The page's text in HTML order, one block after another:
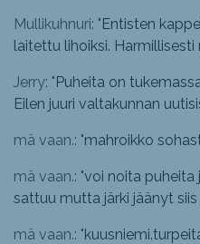
Mullikuhnuri: "Entisten
laitettu lihoiksi. Harmillisesti
Jerry: "Puheita on
Eilen juuri valtakunnan
mä vaan.: "mahroikko
mä vaan.: "voi noita puheita
sattuu mutta järki jäänyt siis
mä vaan.: "